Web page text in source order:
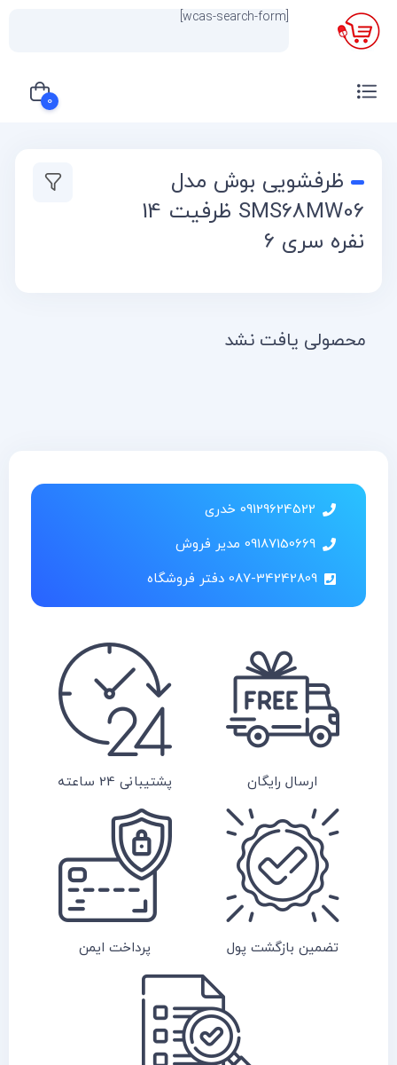
[wcas-search-form] ×
0
سبد خرید شما خالی استظرفشویی بوش مدل
SMS68MW06 ظرفیت 14
نفره سری 6
محصولی یافت نشد
09129624522 خدری
09187150669 مدیر فروش
087-34242809 دفتر فروشگاه
ارسال رایگان پشتیبانی 24 ساعته
تضمین بازگشت پول پرداخت ایمن